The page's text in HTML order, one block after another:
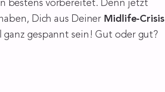
bestens vorbereitet. Denn jetzt
Dich aus Deiner Midlife-Crisis
ganz gespannt sein! Gut oder gut?